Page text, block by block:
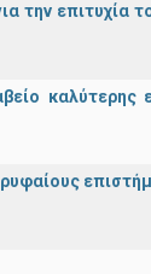
την επιτυχία
καλύτερης